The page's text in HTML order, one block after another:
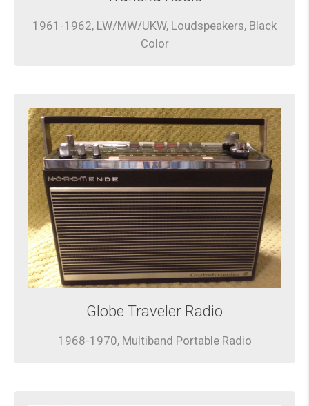
1961-1962, LW/MW/UKW, Loudspeakers, Black
Color
Globe Traveler Radio
1968-1970, Multiband Portable Radio